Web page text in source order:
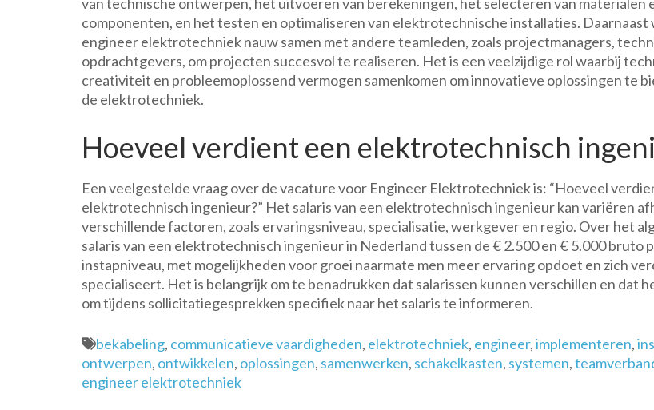
componenten, en het testen en optimaliseren van elektrotechnische installaties. Daarnaast
engineer elektrotechniek nauw samen met andere teamleden, zoals projectmanagers,
opdrachtgevers, om projecten succesvol te realiseren. Het is een veelzijdige rol waarbij
creativiteit en probleemoplossend vermogen samenkomen om innovatieve oplossingen te
de elektrotechniek.
Hoeveel verdient een elektrotechnisch
Een veelgestelde vraag over de vacature voor Engineer Elektrotechniek is: “Hoeveel
elektrotechnisch ingenieur?” Het salaris van een elektrotechnisch ingenieur kan variëren
verschillende factoren, zoals ervaringsniveau, specialisatie, werkgever en regio. Over het
salaris van een elektrotechnisch ingenieur in Nederland tussen de € 2.500 en € 5.000 bruto
instapniveau, met mogelijkheden voor groei naarmate men meer ervaring opdoet en zich
specialiseert. Het is belangrijk om te benadrukken dat salarissen kunnen verschillen en dat
om tijdens sollicitatiegesprekken specifiek naar het salaris te informeren.
bekabeling, communicatieve vaardigheden, elektrotechniek, engineer,implementeren,
ontwerpen, ontwikkelen, oplossingen, samenwerken, schakelkasten, systemen,
engineer elektrotechniek